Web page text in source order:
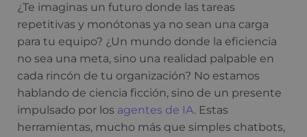
¿Te imaginas un futuro donde las tareas
repetitivas y monótonas ya no sean una carga
para tu equipo? ¿Un mundo donde la eficiencia
no sea una meta, sino una realidad palpable en
cada rincón de tu organización? No estamos
hablando de ciencia ficción, sino de un presente
impulsado por los agentes de IA. Estas
herramientas, mucho más que simples chatbots,